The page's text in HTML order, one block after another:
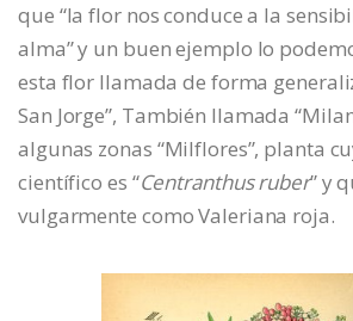
que “la flor nos conduce a la
alma” y un buen ejemplo lo
esta flor llamada de forma
San Jorge”, También llamada
algunas zonas “Milflores”, planta
científico es “Centranthus ruber” y
vulgarmente como Valeriana roja.